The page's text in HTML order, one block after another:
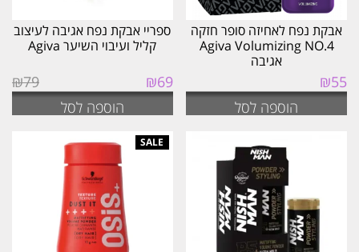
אבקת נפח לאחיזה סופר חזקה
Agiva Volumizing NO.4
אגיבה
₪55
הוספה לסל
ספריי אבקת נפח אגיבה לעיצוב
קליל ועיבוי השיער Agiva
₪79
המחיר
המקורי
₪69
הנוכחי
הוספה לסל